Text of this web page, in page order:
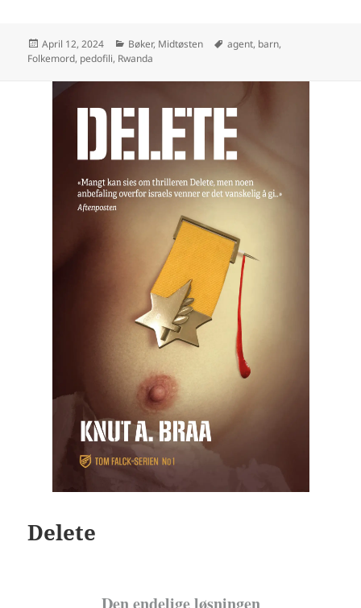
April 12, 2024 Bøker, Midtøsten agent, barn,
Folkemord, pedofili, Rwanda
Delete
Den endelige løsningen